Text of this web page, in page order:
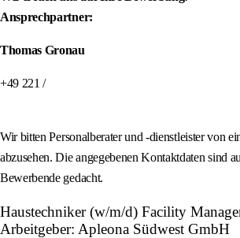
Ansprechpartner:
Thomas Gronau
+49 221 /
Wir bitten Personalberater und -dienstleister von
abzusehen. Die angegebenen Kontaktdaten sind
Bewerbende gedacht.
Haustechniker (w/m/d) Facility
Arbeitgeber: Apleona Südwest GmbH